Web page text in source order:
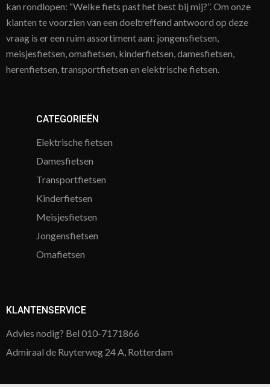
kan rondlopen: “Welke fiets past het best bij mij?”. Om onze
klanten te voorzien van een doeltreffend antwoord op deze
vraag is er een ruim assortiment aan: jongensfietsen,
meisjesfietsen, omafietsen, kinderfietsen, damesfietsen,
herenfietsen, transportfietsen en elektrische fietsen.
CATEGORIEËN
Elektrische fietsen
Damesfietsen
Transportfietsen
Kinderfietsen
Meisjesfietsen
Jongensfietsen
Omafietsen
KLANTENSERVICE
Advies nodig? Bel 010-7171866
Admiraal de Ruyterweg 24 A, Rotterdam